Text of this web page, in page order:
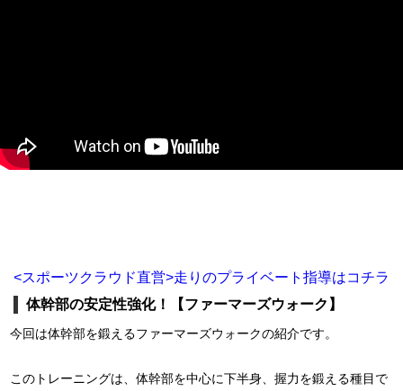
<スポーツクラウド直営>走りのプライベート指導はコチラ
体幹部の安定性強化！【ファーマーズウォーク】
今回は体幹部を鍛えるファーマーズウォークの紹介です。
このトレーニングは、体幹部を中心に下半身、握力を鍛える種目で